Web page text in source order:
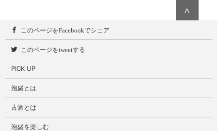
∧
このページをFacebookでシェア
このページをtweetする
PICK UP
泡盛とは
古酒とは
泡盛を楽しむ